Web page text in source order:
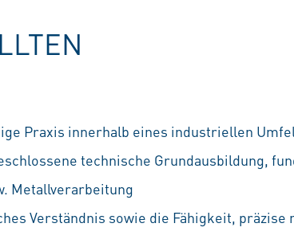
Praxis innerhalb eines industriellen
technische Grundausbildung,
Metallverarbeitung
Verständnis sowie die Fähigkeit,